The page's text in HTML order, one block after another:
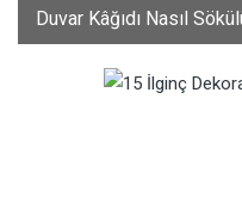
Duvar Kâğıdı Nasıl